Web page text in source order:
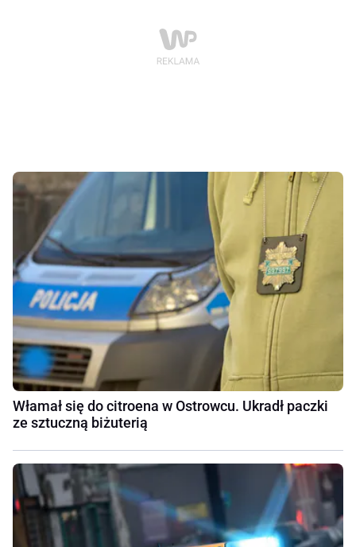
Włamał się do citroena w Ostrowcu. Ukradł paczki
ze sztuczną biżuterią